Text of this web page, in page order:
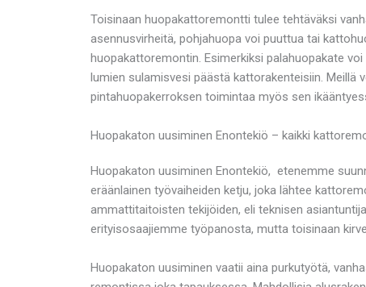
Toisinaan huopakattoremontti tulee tehtäväksi
asennusvirheitä, pohjahuopa voi puuttua tai
huopakattoremontin. Esimerkiksi palahuopakate
lumien sulamisvesi päästä kattorakenteisiin.
pintahuopakerroksen toimintaa myös sen
Huopakaton uusiminen Enontekiö – kaikki
Huopakaton uusiminen Enontekiö, etenemme
eräänlainen työvaiheiden ketju, joka lähtee
ammattitaitoisten tekijöiden, eli teknisen
erityisosaajiemme työpanosta, mutta toisinaan
Huopakaton uusiminen vaatii aina purkutyötä,